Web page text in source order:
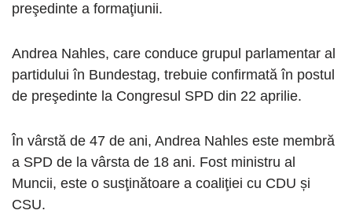
preşedinte a formaţiunii.
Andrea Nahles, care conduce grupul parlamentar al
partidului în Bundestag, trebuie confirmată în postul
de preşedinte la Congresul SPD din 22 aprilie.
În vârstă de 47 de ani, Andrea Nahles este membră
a SPD de la vârsta de 18 ani. Fost ministru al
Muncii, este o susţinătoare a coaliţiei cu CDU și
CSU.